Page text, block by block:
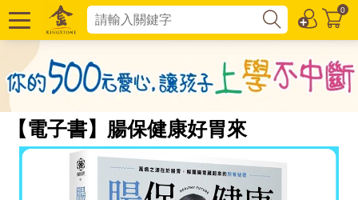
0
【電子書】腸保健康好胃來